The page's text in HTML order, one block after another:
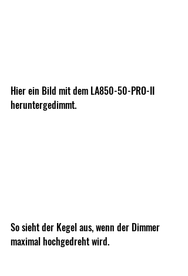
Hier ein Bild mit dem LA850-50-PRO-II
heruntergedimmt.
So sieht der Kegel aus, wenn der Dimmer
maximal hochgedreht wird.